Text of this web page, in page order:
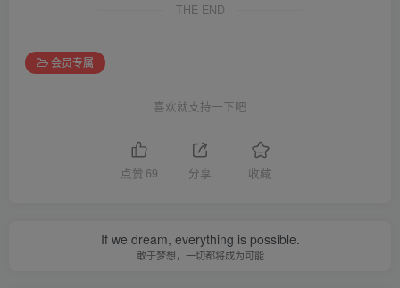
THE END
会员专属
喜欢就支持一下吧
点赞 69 分享 收藏
If we dream, everything is possible.
敢于梦想，一切都将成为可能